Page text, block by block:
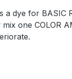
a dye for
mix one COLOR